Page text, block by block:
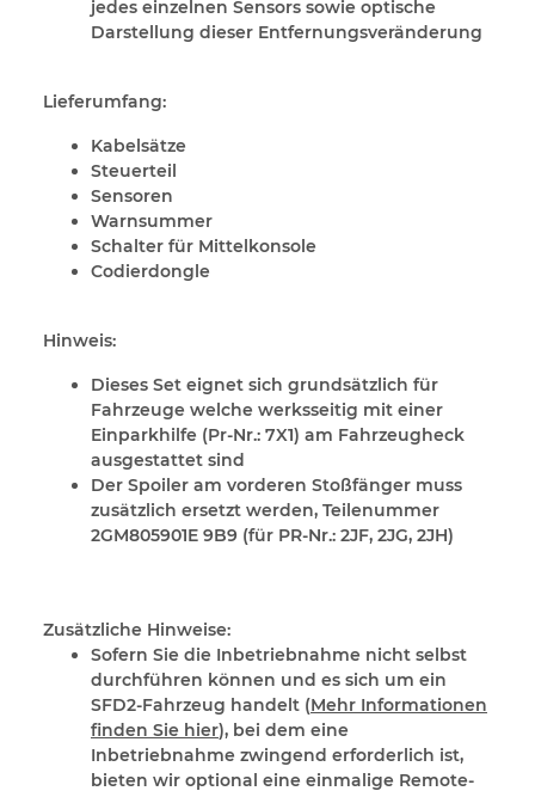
jedes einzelnen Sensors sowie optische
Darstellung dieser Entfernungsveränderung
Lieferumfang:
Kabelsätze
Steuerteil
Sensoren
Warnsummer
Schalter für Mittelkonsole
Codierdongle
Hinweis:
Dieses Set eignet sich grundsätzlich für
Fahrzeuge welche werksseitig mit einer
Einparkhilfe (Pr-Nr.: 7X1) am Fahrzeugheck
ausgestattet sind
Der Spoiler am vorderen Stoßfänger muss
zusätzlich ersetzt werden, Teilenummer
2GM805901E 9B9 (für PR-Nr.: 2JF, 2JG, 2JH)
Zusätzliche Hinweise:
Sofern Sie die Inbetriebnahme nicht selbst
durchführen können und es sich um ein
SFD2-Fahrzeug handelt (Mehr Informationen
finden Sie hier), bei dem eine
Inbetriebnahme zwingend erforderlich ist,
bieten wir optional eine einmalige Remote-